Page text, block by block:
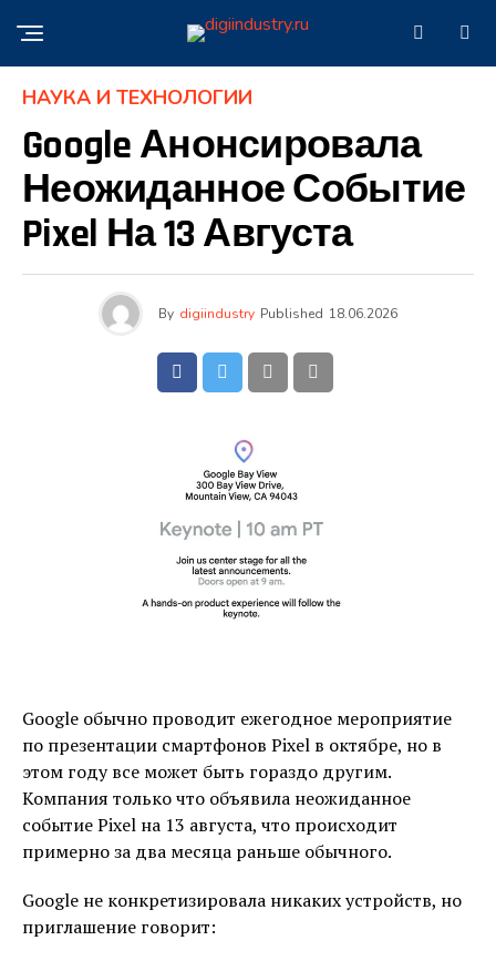
НАУКА И ТЕХНОЛОГИИ
Google Анонсировала
Неожиданное Событие
Pixel На 13 Августа
By digiindustry Published 18.06.2026
Google обычно проводит ежегодное мероприятие
по презентации смартфонов Pixel в октябре, но в
этом году все может быть гораздо другим.
Компания только что объявила неожиданное
событие Pixel на 13 августа, что происходит
примерно за два месяца раньше обычного.
Google не конкретизировала никаких устройств, но
приглашение говорит: